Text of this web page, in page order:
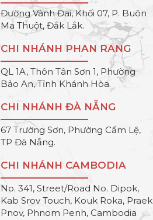
Đường Vành Đai, Khối 07, P. Buôn
Ma Thuột, Đắk Lắk.
CHI NHÁNH PHAN RANG
QL 1A, Thôn Tân Sơn 1, Phường
Bảo An, Tỉnh Khánh Hòa.
CHI NHÁNH ĐÀ NẴNG
67 Trường Sơn, Phường Cẩm Lệ,
TP Đà Nẵng.
CHI NHÁNH CAMBODIA
No. 341, Street/Road No. Dipok,
Kab Srov Touch, Kouk Roka, Praek
Pnov, Phnom Penh, Cambodia